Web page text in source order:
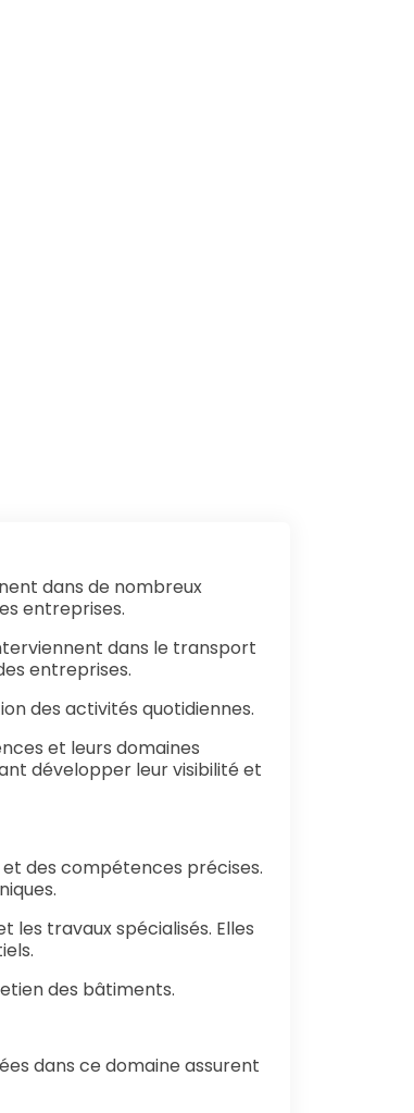
dans de nombreux
entreprises.
dans le transport
entreprises.
des activités quotidiennes.
et leurs domaines
développer leur visibilité et
des compétences précises.
travaux spécialisés. Elles
des bâtiments.
dans ce domaine assurent